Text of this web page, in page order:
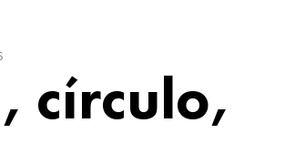
círculo,